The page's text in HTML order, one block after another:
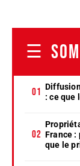
: ce que
France :
que le